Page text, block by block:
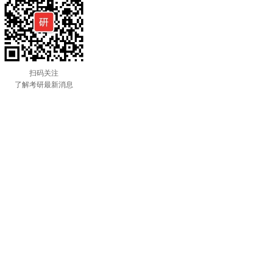
扫码关注
了解考研最新消息